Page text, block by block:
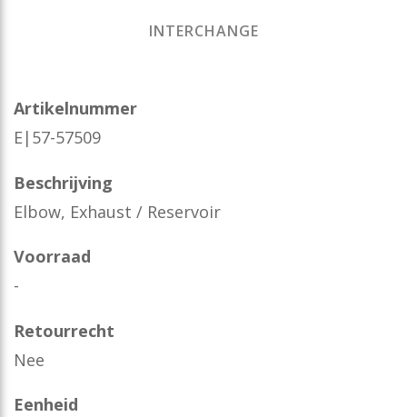
INTERCHANGE
Artikelnummer
E|57-57509
Beschrijving
Elbow, Exhaust / Reservoir
Voorraad
-
Retourrecht
Nee
Eenheid